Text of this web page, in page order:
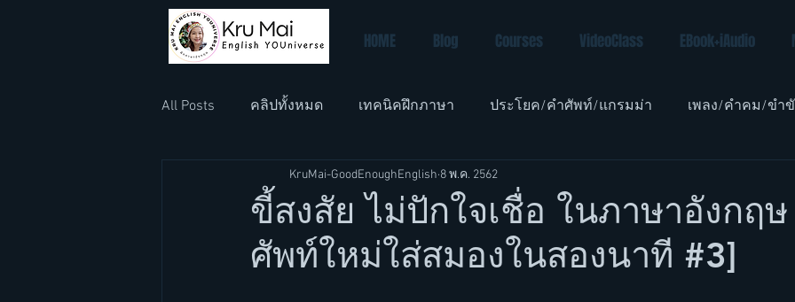
HOME Blog Courses VideoClass EBook+iAudio
All Posts คลิปทั้งหมด เทคนิคฝึกภาษา ประโยค/คำศัพท์/แกรมม่า เพลง/คำคม/ขำ
ภาษาอังกฤษที่ทำงาน ภาษาอังกฤษเด็ก
ขี้สงสัย ไม่ปักใจเชื่อ ในภาษาอังกฤษ
ศัพท์ใหม่ใส่สมองในสองนาที #3]
KruMai-GoodEnoughEnglish 8 พ.ค. 2562